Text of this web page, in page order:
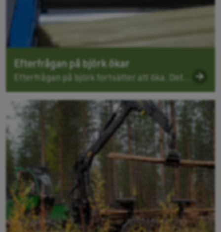
Efterfrågan på björk ökar
Efterfrågan på björk fortsätter att öka. Det...